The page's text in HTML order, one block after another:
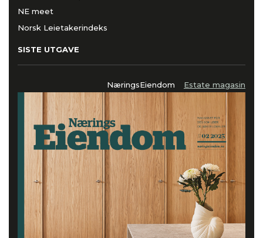
NE meet
Norsk Leietakerindeks
SISTE UTGAVE
NæringsEiendom Estate magasin